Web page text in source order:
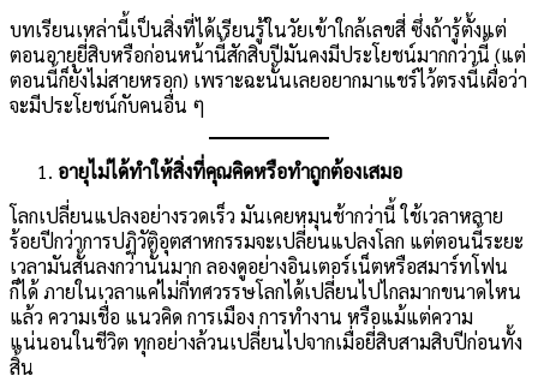
บทเรียนเหล่านี้เป็นสิ่งที่ได้เรียนรู้ในวัยเข้าใกล้เลขสี่ ซึ่งถ้ารู้ตั้งแต่
ตอนอายุยี่สิบหรือก่อนหน้านี้สักสิบปีมันคงมีประโยชน์มากกว่านี้ (แต่
ตอนนี้ก็ยังไม่สายหรอก) เพราะฉะนั้นเลยอยากมาแชร์ไว้ตรงนี้เผื่อว่า
จะมีประโยชน์กับคนอื่น ๆ
อายุไม่ได้ทำให้สิ่งที่คุณคิดหรือทำถูกต้องเสมอ
โลกเปลี่ยนแปลงอย่างรวดเร็ว มันเคยหมุนช้ากว่านี้ ใช้เวลาหลาย
ร้อยปีกว่าการปฏิวัติอุตสาหกรรมจะเปลี่ยนแปลงโลก แต่ตอนนี้ระยะ
เวลามันสั้นลงกว่านั้นมาก ลองดูอย่างอินเตอร์เน็ตหรือสมาร์ทโฟน
ก็ได้ ภายในเวลาแค่ไม่กี่ทศวรรษโลกได้เปลี่ยนไปไกลมากขนาดไหน
แล้ว ความเชื่อ แนวคิด การเมือง การทำงาน หรือแม้แต่ความ
แน่นอนในชีวิต ทุกอย่างล้วนเปลี่ยนไปจากเมื่อยี่สิบสามสิบปีก่อนทั้ง
สิ้น